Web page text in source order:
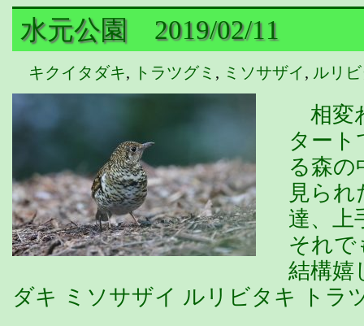
水元公園 2019/02/11
キクイタダキ, トラツグミ , ミソサザイ, ルリ
相変
タート
る森
見ら
達、上
それで
結構嬉
ダキ ミソサザイ ルリビタキ トラ